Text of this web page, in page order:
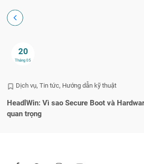
20
Tháng 05
Dịch vụ Tin tức Hướng dẫn kỹ thuật
HeadlWin: Vì sao Secure Boot và
quan trọng